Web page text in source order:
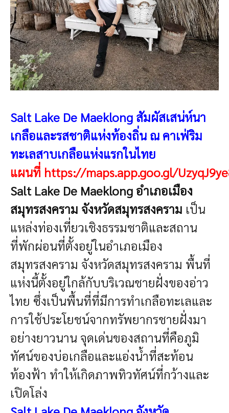
Salt Lake De Maeklong สัมผัสเสน่ห์นา
เกลือและรสชาติแห่งท้องถิ่น ณ คาเฟ่ริม
ทะเลสาบเกลือแห่งแรกในไทย
แผนที่ https://maps.app.goo.gl/
Salt Lake De Maeklong อำเภอเมือง
สมุทรสงคราม จังหวัดสมุทรสงคราม เป็น
แหล่งท่องเที่ยวเชิงธรรมชาติและสถาน
ที่พักผ่อนที่ตั้งอยู่ในอำเภอเมือง
สมุทรสงคราม จังหวัดสมุทรสงคราม พื้นที่
แห่งนี้ตั้งอยู่ใกล้กับบริเวณชายฝั่งของอ่าว
ไทย ซึ่งเป็นพื้นที่ที่มีการทำเกลือทะเลและ
การใช้ประโยชน์จากทรัพยากรชายฝั่งมา
อย่างยาวนาน จุดเด่นของสถานที่คือภูมิ
ทัศน์ของบ่อเกลือและแอ่งน้ำที่สะท้อน
ท้องฟ้า ทำให้เกิดภาพทิวทัศน์ที่กว้างและ
เปิดโล่ง